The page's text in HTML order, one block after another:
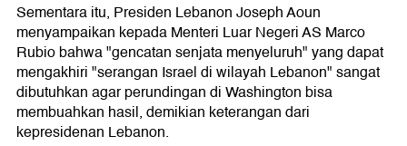
Sementara itu, Presiden Lebanon Joseph Aoun
menyampaikan kepada Menteri Luar Negeri AS Marco
Rubio bahwa "gencatan senjata menyeluruh" yang dapat
mengakhiri "serangan Israel di wilayah Lebanon" sangat
dibutuhkan agar perundingan di Washington bisa
membuahkan hasil, demikian keterangan dari
kepresidenan Lebanon.